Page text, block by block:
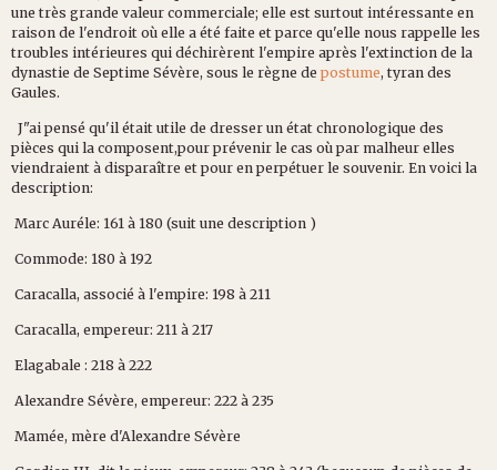
une très grande valeur commerciale; elle est surtout intéressante en
raison de l'endroit où elle a été faite et parce qu'elle nous rappelle les
troubles intérieures qui déchirèrent l'empire après l'extinction de la
dynastie de Septime Sévère, sous le règne de postume, tyran des
Gaules.
J"ai pensé qu'il était utile de dresser un état chronologique des
pièces qui la composent,pour prévenir le cas où par malheur elles
viendraient à disparaître et pour en perpétuer le souvenir. En voici la
description:
Marc Auréle: 161 à 180 (suit une description )
Commode: 180 à 192
Caracalla, associé à l'empire: 198 à 211
Caracalla, empereur: 211 à 217
Elagabale : 218 à 222
Alexandre Sévère, empereur: 222 à 235
Mamée, mère d'Alexandre Sévère